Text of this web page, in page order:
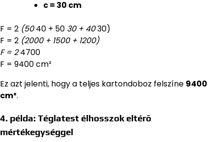
c = 30 cm
F = 2 (5040 + 50 30 + 4030)
F = 2 (2000 + 1500 + 1200)
F = 24700
F = 9400 cm²
Ez azt jelenti, hogy a teljes kartondoboz felszíne 9400
cm².
4. példa: Téglatest élhosszok eltérő
mértékegységgel